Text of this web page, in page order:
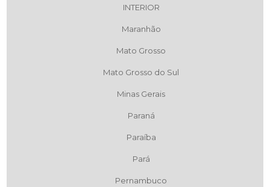
INTERIOR
Maranhão
Mato Grosso
Mato Grosso do Sul
Minas Gerais
Paraná
Paraíba
Pará
Pernambuco